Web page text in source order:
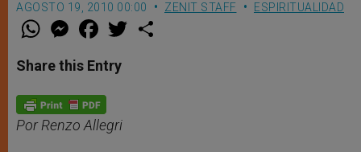
AGOSTO 19, 2010 00:00 ZENIT STAFF ESPIRITUALIDAD
W
t
s
p
p
M
e
s
e
g
e
r
F
a
e
b
o
k
w
Share this Entry
Por Renzo Allegri